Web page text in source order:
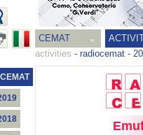
CEMAT
activities - radiocemat -